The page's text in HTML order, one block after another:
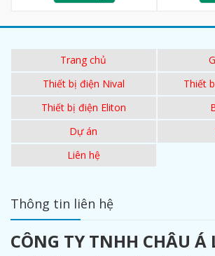
Trang chủ
Thiết bị điện Nival
Thiết
Thiết bị điện Eliton
Dự án
Liên hệ
Thông tin liên hệ
CÔNG TY TNHH CHÂU Á